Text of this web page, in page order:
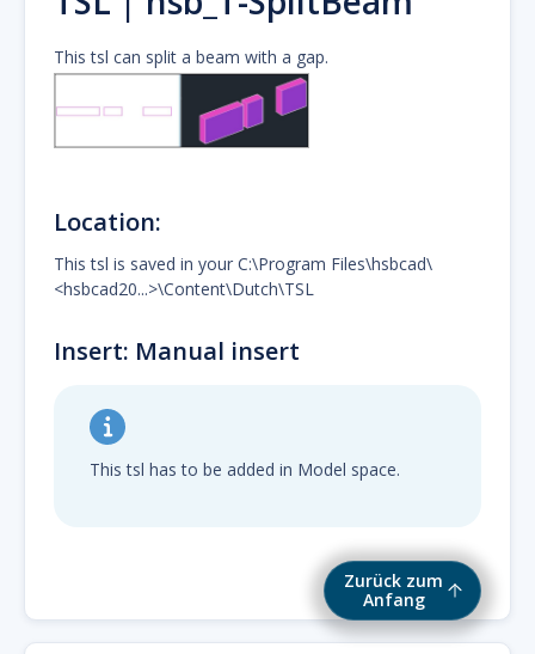
Zurück zum
Anfang
This tsl can split a beam with a gap.
Location:
This tsl is saved in your C:\Program Files\hsbcad\
<hsbcad20...>\Content\Dutch\TSL
Insert: Manual insert
This tsl has to be added in Model space.